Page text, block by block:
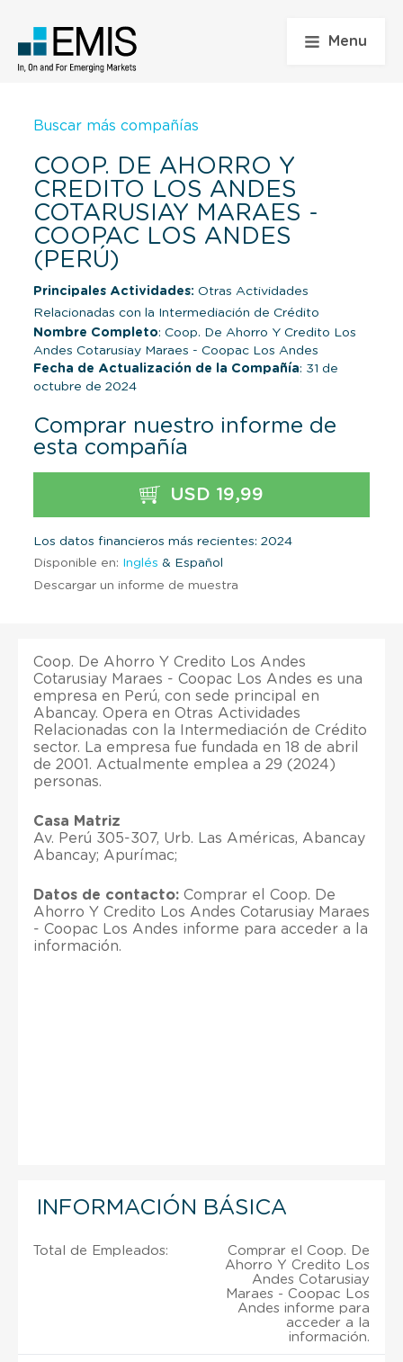
Menu
Buscar más compañías
COOP. DE AHORRO Y
CREDITO LOS ANDES
COTARUSIAY MARAES -
COOPAC LOS ANDES
(PERÚ)
Principales Actividades: Otras Actividades
Relacionadas con la Intermediación de Crédito
Nombre Completo: Coop. De Ahorro Y Credito Los
Andes Cotarusiay Maraes - Coopac Los Andes
Fecha de Actualización de la Compañía: 31 de
octubre de 2024
Comprar nuestro informe de
esta compañía
USD 19,99
Los datos financieros más recientes: 2024
Disponible en: Inglés & Español
Descargar un informe de muestra
Coop. De Ahorro Y Credito Los Andes
Cotarusiay Maraes - Coopac Los Andes es una
empresa en Perú, con sede principal en
Abancay. Opera en Otras Actividades
Relacionadas con la Intermediación de Crédito
sector. La empresa fue fundada en 18 de abril
de 2001. Actualmente emplea a 29 (2024)
personas.
Casa Matriz
Av. Perú 305-307, Urb. Las Américas, Abancay
Abancay; Apurímac;
Datos de contacto: Comprar el Coop. De
Ahorro Y Credito Los Andes Cotarusiay Maraes
- Coopac Los Andes informe para acceder a la
información.
INFORMACIÓN BÁSICA
Total de Empleados:
Comprar el Coop. De
Ahorro Y Credito Los
Andes Cotarusiay
Maraes - Coopac Los
Andes informe para
acceder a la
información.